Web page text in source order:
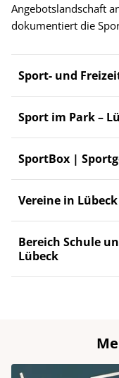
Angebotslandschaft
dokumentiert die
Sport- und
Sport im Park –
SportBox |
Vereine in Lübeck
Bereich Schule
Lübeck